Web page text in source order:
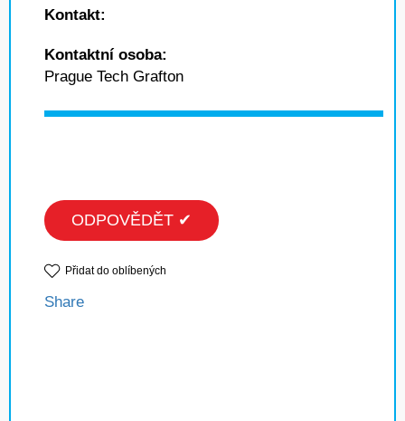
Kontakt:
Kontaktní osoba:
Prague Tech Grafton
ODPOVĚDĚT ✔
Přidat do oblíbených
Share